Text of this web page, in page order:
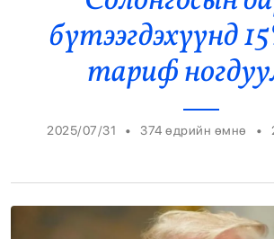
Эрүүл Мэнд
Орон Нутаг
Эрэн Сурвалжилга
бүтээгдэхүүнд
тариф
2025/07/31 • 374 өдрийн өмнө •